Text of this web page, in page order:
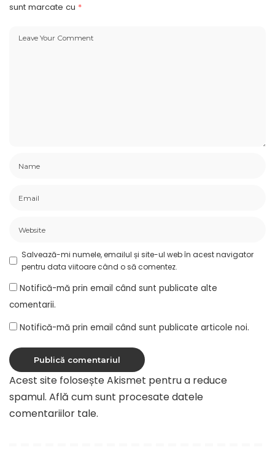
sunt marcate cu *
Salvează-mi numele, emailul și site-ul web în acest navigator
pentru data viitoare când o să comentez.
Notifică-mă prin email când sunt publicate alte
comentarii.
Notifică-mă prin email când sunt publicate articole noi.
Acest site folosește Akismet pentru a reduce
spamul. Află cum sunt procesate datele
comentariilor tale.